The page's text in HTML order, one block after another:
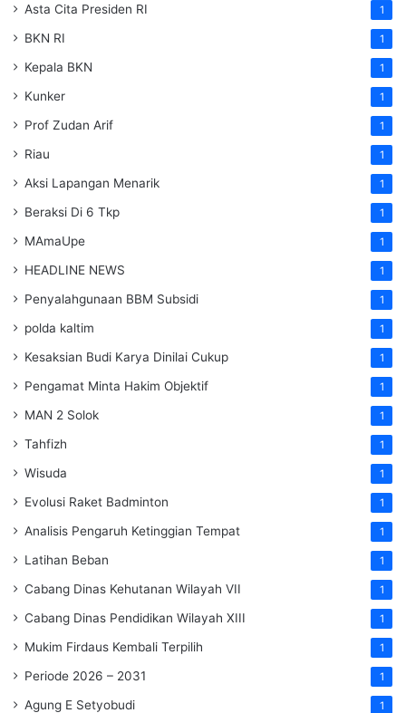
Asta Cita Presiden RI 1
BKN RI 1
Kepala BKN 1
Kunker 1
Prof Zudan Arif 1
Riau 1
Aksi Lapangan Menarik 1
Beraksi Di 6 Tkp 1
MAmaUpe 1
HEADLINE NEWS 1
Penyalahgunaan BBM Subsidi 1
polda kaltim 1
Kesaksian Budi Karya Dinilai Cukup 1
Pengamat Minta Hakim Objektif 1
MAN 2 Solok 1
Tahfizh 1
Wisuda 1
Evolusi Raket Badminton 1
Analisis Pengaruh Ketinggian Tempat 1
Latihan Beban 1
Cabang Dinas Kehutanan Wilayah VII 1
Cabang Dinas Pendidikan Wilayah XIII 1
Mukim Firdaus Kembali Terpilih 1
Periode 2026 – 2031 1
Agung E Setyobudi 1